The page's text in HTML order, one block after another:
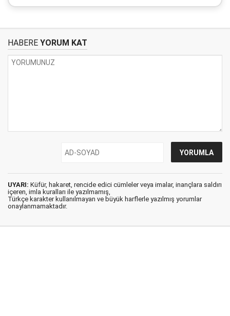
HABERE YORUM KAT
UYARI: Küfür, hakaret, rencide edici cümleler veya imalar, inançlara saldırı
içeren, imla kuralları ile yazılmamış,
Türkçe karakter kullanılmayan ve büyük harflerle yazılmış yorumlar
onaylanmamaktadır.